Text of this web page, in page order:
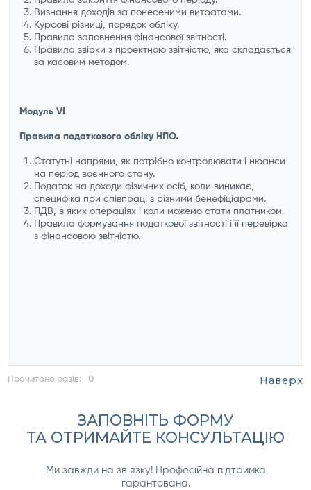
Визнання доходів за понесеними витратами.
Курсові різниці, порядок обліку.
Правила заповнення фінансової звітності.
Правила звірки з проектною звітністю, яка складається
за касовим методом.
Модуль VІ
Правила податкового обліку НПО.
Статутні напрями, як потрібно контролювати і нюанси
на період воєнного стану.
Податок на доходи фізичних осіб, коли виникає,
специфіка при співпраці з різними бенефіціарами.
ПДВ, в яких операціях і коли можемо стати платником.
Правила формування податкової звітності і її перевірка
з фінансовою звітністю.
Прочитано разів: 0 Наверх
ЗАПОВНІТЬ ФОРМУ
ТА ОТРИМАЙТЕ КОНСУЛЬТАЦІЮ
Ми завжди на зв’язку! Професійна підтримка
гарантована.